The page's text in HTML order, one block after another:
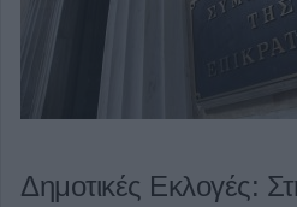
Δημοτικές Εκλογές: